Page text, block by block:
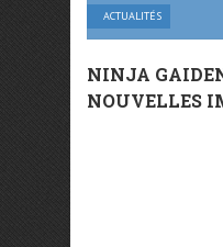
ACTUALITÉS
NINJA
NOUVELLES